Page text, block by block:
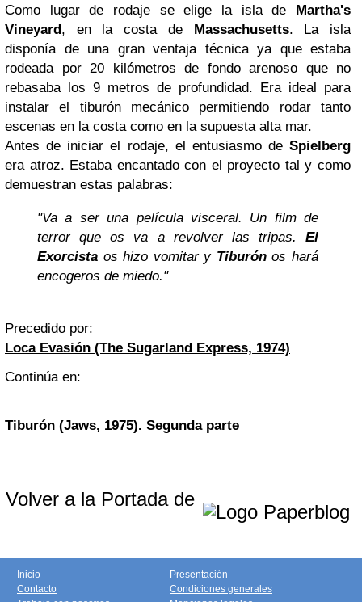
Como lugar de rodaje se elige la isla de
Martha's
Vineyard , en la costa de Massachusetts. La isla
disponía de una gran ventaja técnica ya que estaba
rodeada por 20 kilómetros de fondo arenoso que no
rebasaba los 9 metros de profundidad. Era ideal para
instalar el tiburón mecánico permitiendo rodar tanto
escenas en la costa como en la supuesta alta mar.
Antes de iniciar el rodaje, el entusiasmo de Spielberg
era atroz. Estaba encantado con el proyecto tal y como
demuestran estas palabras:
"Va a ser una película visceral. Un film de
terror que os va a revolver las tripas. El
Exorcista os hizo vomitar y Tiburónos hará
encogeros de miedo."
Precedido por:
Loca Evasión (The Sugarland Express, 1974)
Continúa en:
Tiburón (Jaws, 1975). Segunda parte
Volver a la Portada de
Inicio
Contacto
Presentación
Condiciones generales